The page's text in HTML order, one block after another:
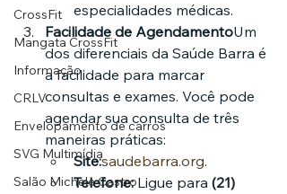
CrossFit
Mangata CrossFit
Informação
CRLV
Envelopamento de carros
SVG Multimídia
Salão Michele Castro
especialidades médicas.
Facilidade de AgendamentoUm
dos diferenciais da Saúde Barra é
a facilidade para marcar
consultas e exames. Você pode
agendar sua consulta de três
maneiras práticas:
Site:saudebarra.org.
Telefone: Ligue para (21)